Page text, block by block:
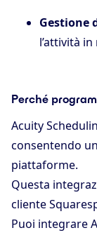
Gestione
l’attività
Perché
Acuity
consentendo
piattaforme.
Questa
cliente
Puoi integrare